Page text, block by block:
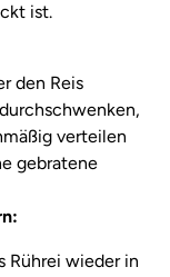
ist.
den Reis
verteilen
gebratene
Rührei wieder in